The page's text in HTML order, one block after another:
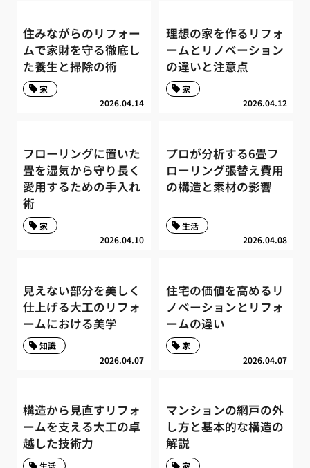
住みながらのリフォー
ムで家財を守る徹底し
た養生と掃除の術
2026.04.14
家
理想の家を作るリフォ
ームとリノベーション
の違いと注意点
2026.04.12
家
フローリングに置いた
畳を湿気から守り長く
愛用するための手入れ
術
2026.04.10
家
プロが分析する6畳フ
ローリング張替え費用
の構造と素材の影響
2026.04.08
生活
見えない部分を美しく
仕上げる大工のリフォ
ームにおける美学
2026.04.07
知識
住宅の価値を高めるリ
ノベーションとリフォ
ームの違い
2026.04.07
家
構造から見直すリフォ
ームを支える大工の卓
越した技術力
マンションの網戸の外
し方と基本的な構造の
解説